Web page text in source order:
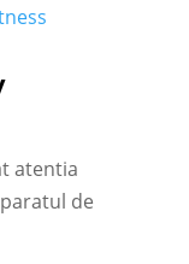
atentia
de